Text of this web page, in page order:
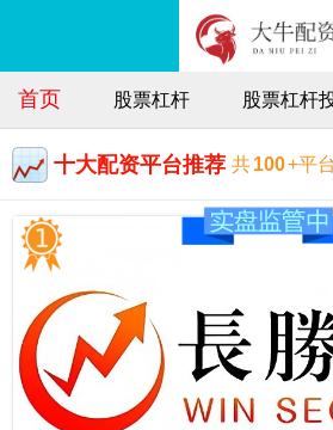
首页 股票杠杆 股票杠杆
十大配资平台推荐 共100+平台